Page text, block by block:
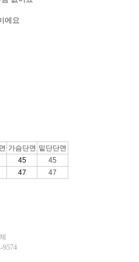
에요
가슴단면 밑단단면
45
45
47
47
9574